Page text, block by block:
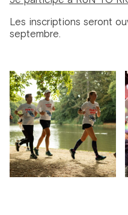
Les inscriptions seront
septembre.